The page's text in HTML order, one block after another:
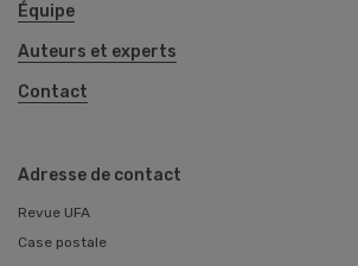
Équipe
Auteurs et experts
Contact
Adresse de contact
Revue UFA
Case postale